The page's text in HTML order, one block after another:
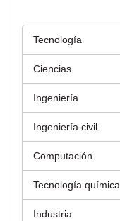
Tecnología
Ciencias
Ingeniería
Ingeniería civil
Computación
Tecnología química
Industria